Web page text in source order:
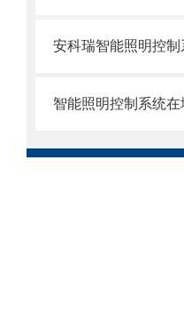
智能照明控制系统